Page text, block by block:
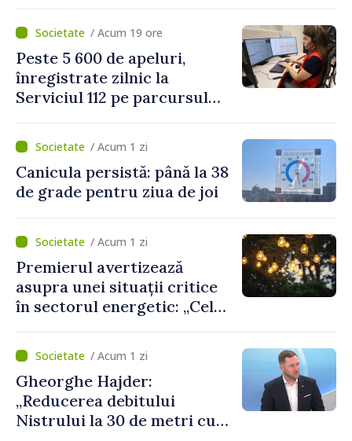
Mediu privind aplicarea a
două regulamente din
domeniu
/ Acum 19 ore
Peste 5 600 de apeluri,
înregistrate zilnic la
Serviciul 112 pe parcursul
cetățeni au solicitat
ambulanța/ Acum 1 zi
Canicula persistă: până la 38
de grade pentru ziua de joi
/ Acum 1 zi
Premierul avertizează
asupra unei situații critice
în sectorul energetic: „Cel
putea cumpăra nici curent
de avarie”/ Acum 1 zi
Gheorghe Hajder:
„Reducerea debitului
Nistrului la 30 de metri cubi